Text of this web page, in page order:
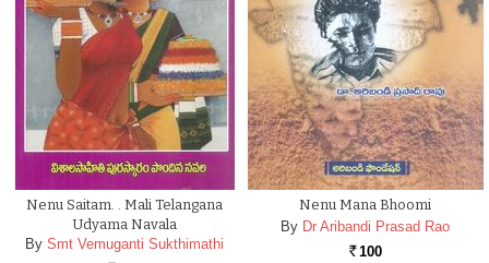
Nenu Saitam. . Mali Telangana
Udyama Navala
By Smt Vemuganti Sukthimathi
Nenu Mana Bhoomi
By Dr Aribandi Prasad Rao
Rs. 100